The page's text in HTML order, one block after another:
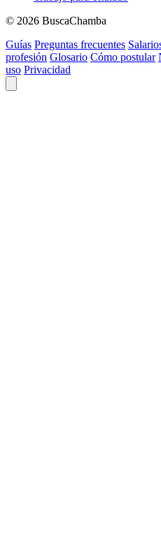
© 2026 BuscaChamba
Guías Preguntas frecuentes
profesión Glosario Cómo postular
uso Privacidad